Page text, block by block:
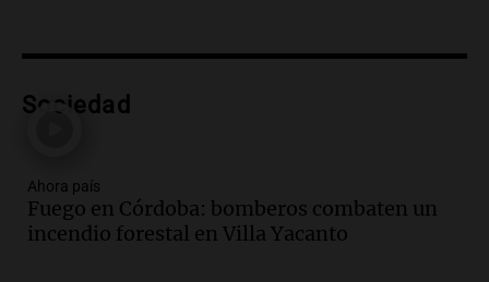
negativas por sus redes sociales
Episodios
su hija violinista
La Mesa de Café
Episodios
Sociedad
Ahora país
Fuego en Córdoba: bomberos combaten un
incendio forestal en Villa Yacanto